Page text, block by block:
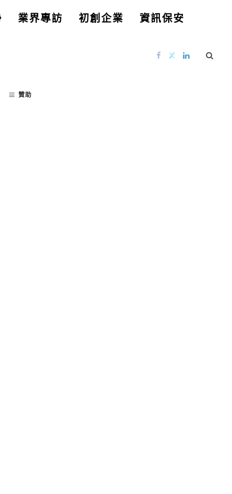
業界專訪 初創企業 資訊保安
贊助